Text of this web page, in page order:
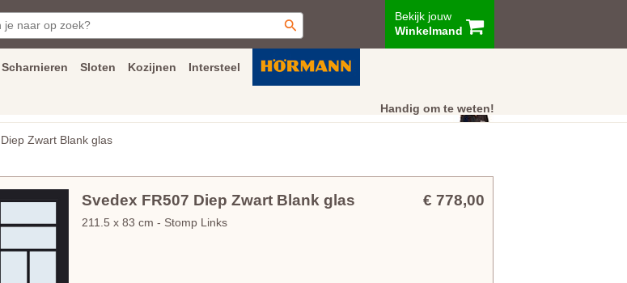
Bekijk jouw
Winkelmand
Scharnieren Sloten Kozijnen Intersteel
Handig om te weten!
Klantenservice
Zwart Blank glas
Svedex FR507 Diep Zwart Blank glas € 778,00
211.5 x 83 cm - Stomp Links